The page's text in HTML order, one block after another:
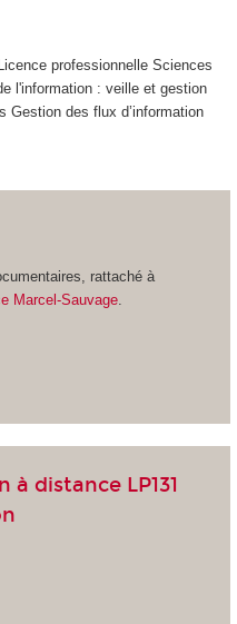
professionnelle Sciences
l'information : veille et gestion
Gestion des flux d’information
rattaché à
Marcel-Sauvage.
distance LP131